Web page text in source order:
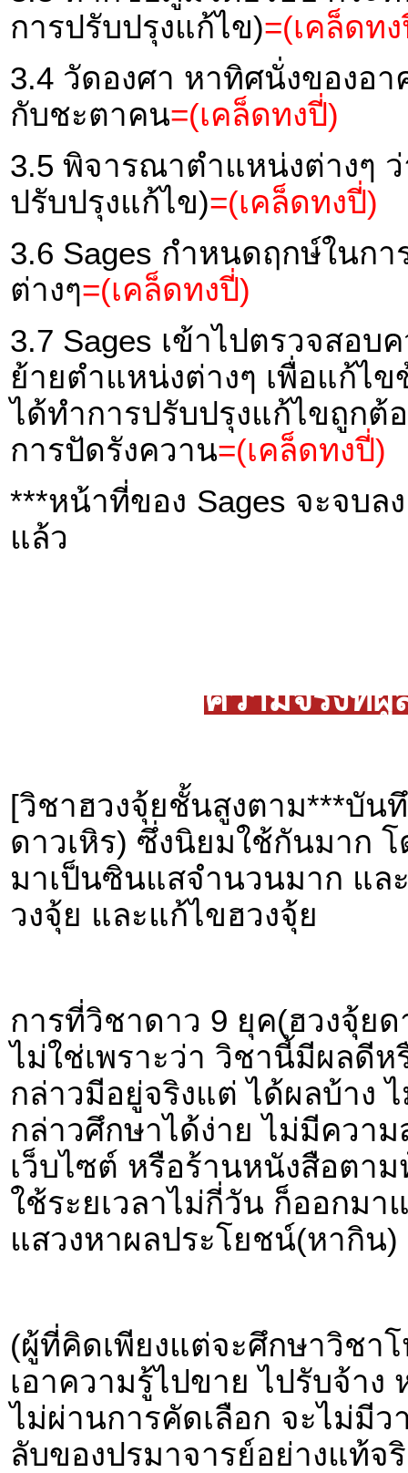
การปรับปรุงแก้ไข)=(เคล็ดท
3.4 วัดองศา หาทิศนั่งของอ
กับชะตาคน=(เคล็ดทงปี่)
3.5 พิจารณาตำแหน่งต่างๆ
ปรับปรุงแก้ไข)=(เคล็ดทงปี่)
3.6 Sages กำหนดฤกษ์ในก
ต่างๆ=(เคล็ดทงปี่)
3.7 Sages เข้าไปตรวจสอ
ย้ายตำแหน่งต่างๆ เพื่อแก้ไ
ได้ทำการปรับปรุงแก้ไขถูกต้
การปัดรังควาน=(เคล็ดทงปี่)
***หน้าที่ของ Sages จะจบล
แล้ว
ความจริงที่ผู้
[วิชาฮวงจุ้ยชั้นสูงตาม***บัน
ดาวเหิร) ซึ่งนิยมใช้กันมาก
มาเป็นซินแสจำนวนมาก แล
วงจุ้ย และแก้ไขฮวงจุ้ย
การที่วิชาดาว 9 ยุค(ฮวงจุ้ย
ไม่ใช่เพราะว่า วิชานี้มีผลดี
กล่าวมีอยู่จริงแต่ ได้ผลบ้าง
กล่าวศึกษาได้ง่าย ไม่มีควา
เว็บไซต์ หรือร้านหนังสือตาม
ใช้ระยเวลาไม่กี่วัน ก็ออกม
แสวงหาผลประโยชน์(หากิน
(ผู้ที่คิดเพียงแต่จะศึกษาวิชา
เอาความรู้ไปขาย ไปรับจ้า
ไม่ผ่านการคัดเลือก จะไม่มี
ลับของปรมาจารย์อย่างแท้จ